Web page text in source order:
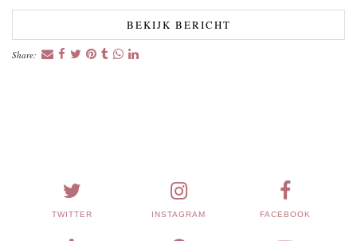
BEKIJK BERICHT
Share:
TWITTER INSTAGRAM FACEBOOK